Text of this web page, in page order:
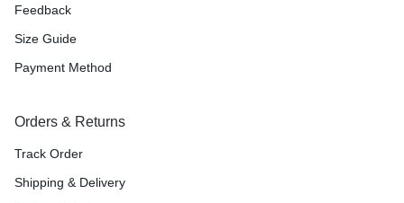
Feedback
Size Guide
Payment Method
Orders & Returns
Track Order
Shipping & Delivery